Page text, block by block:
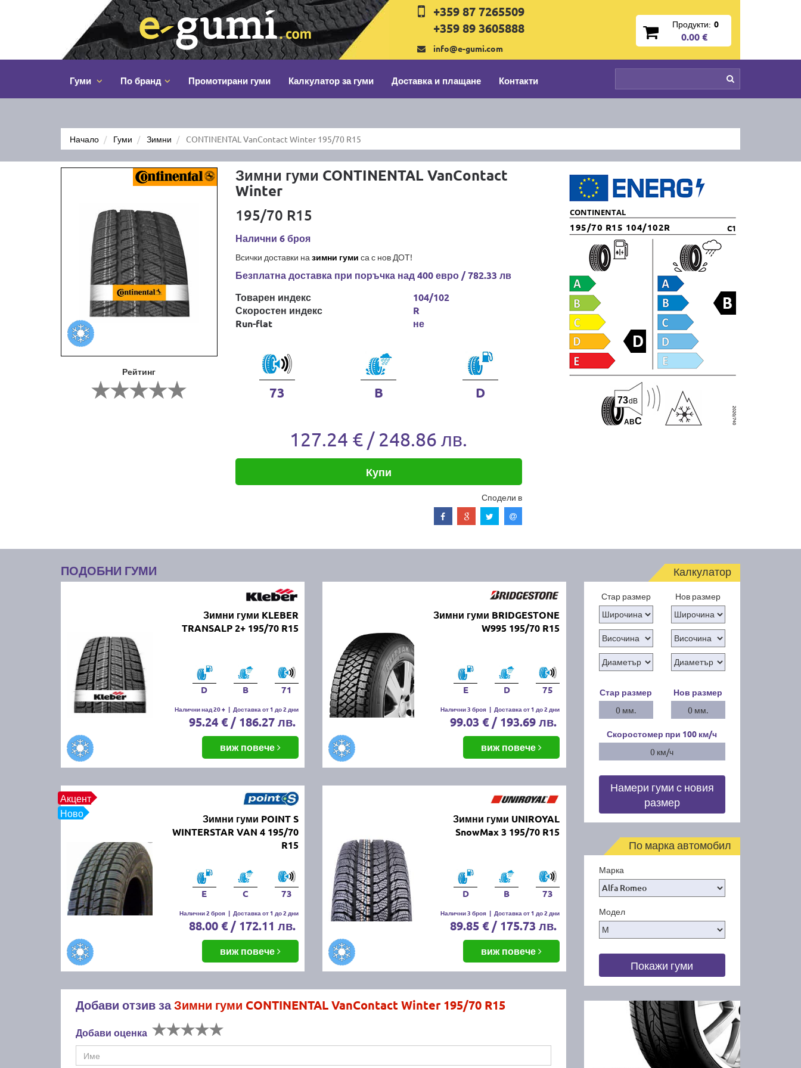
+359 87 7265509
+359 89 3605888
info@e-gumi.com
Продукти: 0
0.00 €
Гуми По бранд Промотирани гуми Калкулатор за гуми Доставка и плащане Контакти
Начало Гуми Зимни CONTINENTAL VanContact Winter 195/70 R15
Рейтинг
Зимни гуми CONTINENTAL VanContact
Winter
195/70 R15
Налични 6 броя
Всички доставки на зимни гуми са с нов ДОТ!
Безплатна доставка при поръчка над 400 евро / 782.33 лв
Товарен индекс
Скоростен индекс
Run-flat
104/102
R
не
73 B D
127.24 € / 248.86 лв.
Купи
Сподели в
CONTINENTAL
195/70 R15 104/102R C1
A BC
73dB
ПОДОБНИ ГУМИ
Зимни гуми KLEBER
TRANSALP 2+ 195/70 R15
D B 71
Налични над 20 + | Доставка от 1 до 2 дни
95.24 € / 186.27 лв.
виж повече
Зимни гуми BRIDGESTONE
W995 195/70 R15
E D 75
Налични 3 броя | Доставка от 1 до 2 дни
99.03 € / 193.69 лв.
виж повече
Акцент
Ново
Зимни гуми POINT S
WINTERSTAR VAN 4 195/70
R15
E C 73
Налични 2 броя | Доставка от 1 до 2 дни
88.00 € / 172.11 лв.
виж повече
Зимни гуми UNIROYAL
SnowMax 3 195/70 R15
D B 73
Налични 3 броя | Доставка от 1 до 2 дни
89.85 € / 175.73 лв.
виж повече
Добави отзив заЗимни гуми CONTINENTAL VanContact Winter 195/70 R15
Добави оценка
Калкулатор
Стар размер Нов размер
Стар размер
0 мм.
Нов размер
0 мм.
Скоростомер при 100 км/ч
0 км/ч
Намери гуми с новия
размер
По марка автомобил
Марка
Модел
Покажи гуми